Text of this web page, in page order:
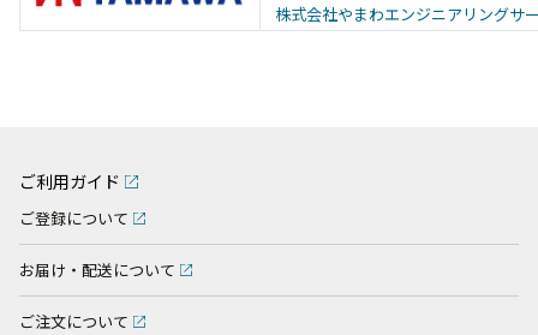
株式会社やまわエンジニアリングサ
ご利用ガイド
ご登録について
お届け・配送について
ご注文について